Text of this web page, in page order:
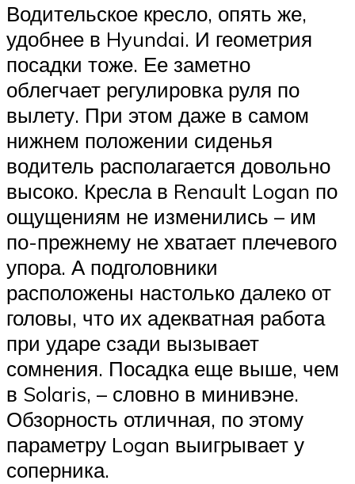
Водительское кресло, опять же,
удобнее в Hyundai. И геометрия
посадки тоже. Ее заметно
облегчает регулировка руля по
вылету. При этом даже в самом
нижнем положении сиденья
водитель располагается довольно
высоко. Кресла в Renault Logan по
ощущениям не изменились – им
по-прежнему не хватает плечевого
упора. А подголовники
расположены настолько далеко от
головы, что их адекватная работа
при ударе сзади вызывает
сомнения. Посадка еще выше, чем
в Solaris, – словно в минивэне.
Обзорность отличная, по этому
параметру Logan выигрывает у
соперника.